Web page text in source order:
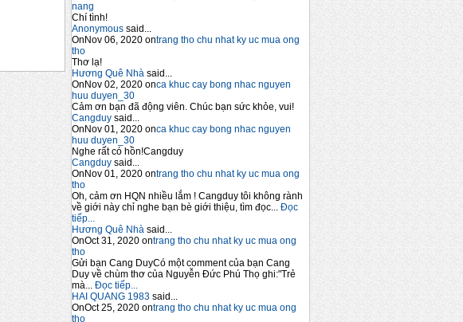
nang
Chí tình!
Anonymous said...
OnNov 06, 2020 ontrang tho chu nhat ky uc mua ong
tho
Thơ lạ!
Hương Quê Nhà said...
OnNov 02, 2020 onca khuc cay bong nhac nguyen
huu duyen_30
Cảm ơn bạn đã động viên. Chúc bạn sức khỏe, vui!
Cangduy said...
OnNov 01, 2020 onca khuc cay bong nhac nguyen
huu duyen_30
Nghe rất có hồn!Cangduy
Cangduy said...
OnNov 01, 2020 ontrang tho chu nhat ky uc mua ong
tho
Oh, cảm ơn HQN nhiều lắm ! Cangduy tôi không rành
về giới này chỉ nghe bạn bè giới thiệu, tìm đọc... Đọc
tiếp...
Hương Quê Nhà said...
OnOct 31, 2020 ontrang tho chu nhat ky uc mua ong
tho
Gửi bạn Cang DuyCó một comment của bạn Cang
Duy về chùm thơ của Nguyễn Đức Phú Thọ ghi:"Trẻ
mà... Đọc tiếp...
HAI QUANG 1983 said...
OnOct 25, 2020 ontrang tho chu nhat ky uc mua ong
tho